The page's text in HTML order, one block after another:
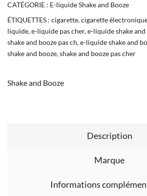
CATÉGORIE : E-liquide Shake and Booze
ÉTIQUETTES : cigarette,cigarette
liquide,e-liquide pas cher,e-liquide shake and
shake and booze pas ch,e-liquide shake and
shake and booze,shake and booze pas cher
Shake and Booze
Description
Marque
Informations